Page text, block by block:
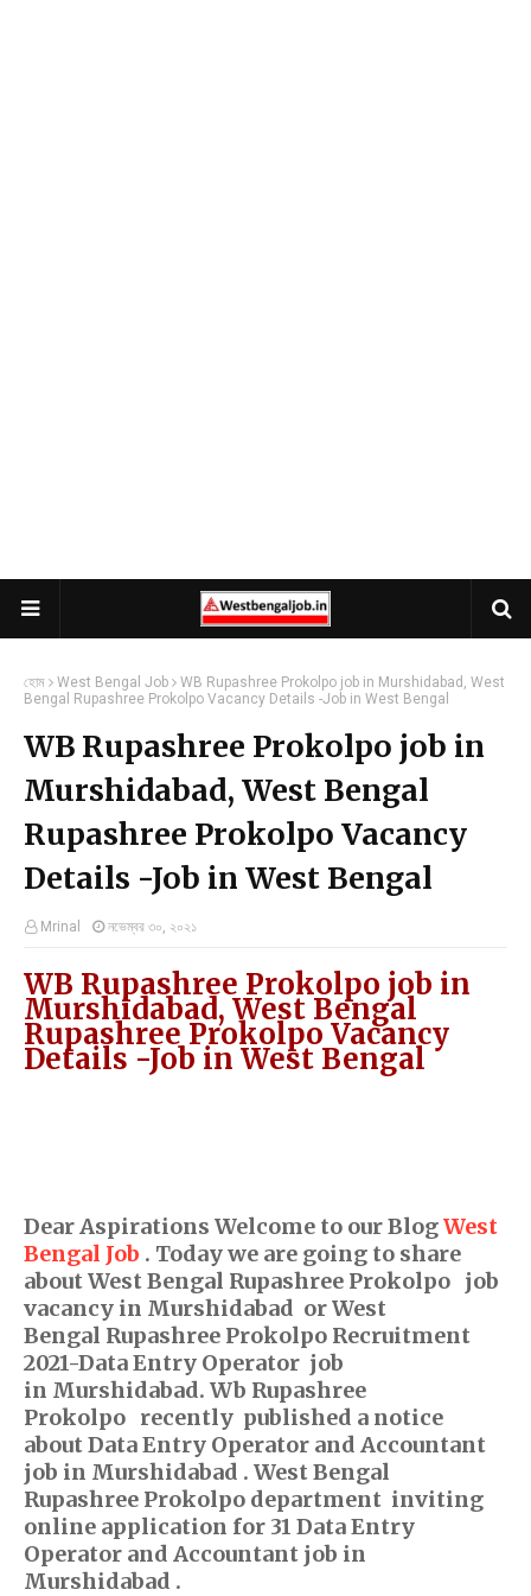
হোম West Bengal Job
WB Rupashree Prokolpo job in Murshidabad, West
Bengal Rupashree Prokolpo Vacancy Details -Job in West Bengal
WB Rupashree Prokolpo job in
Murshidabad, West Bengal
Rupashree Prokolpo Vacancy
Details -Job in West Bengal
Mrinal নভেম্বর ৩০, ২০২১
WB Rupashree Prokolpo job in
Murshidabad, West Bengal
Rupashree Prokolpo Vacancy
Details -Job in West Bengal
Dear Aspirations Welcome to our BlogWest
Bengal Job . Today we are going to share
about West Bengal Rupashree Prokolpo job
vacancy in Murshidabad or West
Bengal Rupashree Prokolpo Recruitment
2021-Data Entry Operator job
in Murshidabad. Wb Rupashree
Prokolpo recently published a notice
aboutData Entry Operator and Accountant
job in Murshidabad . West Bengal
Rupashree Prokolpo department inviting
online application for 31 Data Entry
Operator and Accountant job in
Murshidabad .